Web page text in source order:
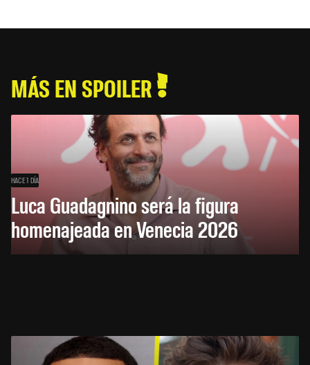
MÁS EN SPOILER
HACE 1 DÍA
Luca Guadagnino será la figura
homenajeada en Venecia 2026